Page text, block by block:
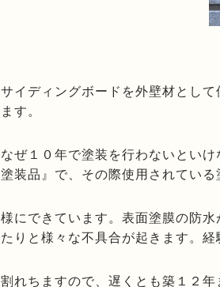
サイディングボードを外壁材とし
ます。
なぜ１０年で塗装を行わないとい
塗装品』で、その際使用されてい
様にできています。表面塗膜の防
たりと様々な不具合が起きます。
割れちますので、遅くとも築１２年